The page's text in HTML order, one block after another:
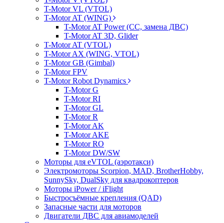
T-Motor VL (VTOL)
T-Motor AT (WING)
T-Motor AT Power (CC, замена ДВС)
T-Motor AT 3D, Glider
T-Motor AT (VTOL)
T-Motor AX (WING, VTOL)
T-Motor GB (Gimbal)
T-Motor FPV
T-Motor Robot Dynamics
T-Motor G
T-Motor RI
T-Motor GL
T-Motor R
T-Motor AK
T-Motor AKE
T-Motor RO
T-Motor DW/SW
Моторы для eVTOL (аэротакси)
Электромоторы Scorpion, MAD, BrotherHobby,
SunnySky, DualSky для квадрокоптеров
Моторы iPower / iFlight
Быстросъёмные крепления (QAD)
Запасные части для моторов
Двигатели ДВС для авиамоделей